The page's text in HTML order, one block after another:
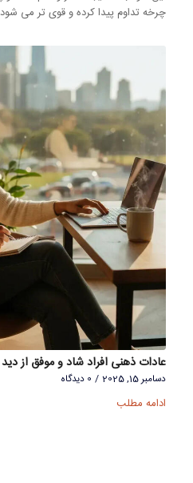
چرخه تداوم پیدا کرده و قوی تر می
عادات ذهنی افراد شاد و موفق از
دسامبر 15, 2025 / 0 دیدگاه
ادامه مطلب